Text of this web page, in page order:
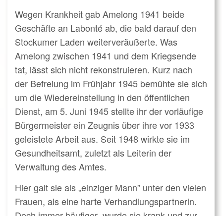
Wegen Krankheit gab Amelong 1941 beide
Geschäfte an Labonté ab, die bald darauf den
Stockumer Laden weiterveräußerte. Was
Amelong zwischen 1941 und dem Kriegsende
tat, lässt sich nicht rekonstruieren. Kurz nach
der Befreiung im Frühjahr 1945 bemühte sie sich
um die Wiedereinstellung in den öffentlichen
Dienst, am 5. Juni 1945 stellte ihr der vorläufige
Bürgermeister ein Zeugnis über ihre vor 1933
geleistete Arbeit aus. Seit 1948 wirkte sie im
Gesundheitsamt, zuletzt als Leiterin der
Verwaltung des Amtes.
Hier galt sie als „einziger Mann” unter den vielen
Frauen, als eine harte Verhandlungspartnerin.